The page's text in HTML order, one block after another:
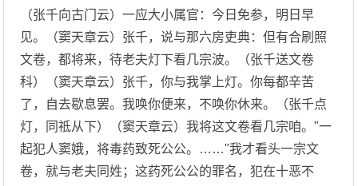
（张千向古门云）一应大小属官：今日免参，明日早
见。（窦天章云）张千，说与那六房吏典：但有合刷照
文卷，都将来，待老夫灯下看几宗波。（张千送文卷
科）（窦天章云）张千，你与我掌上灯。你每都辛苦
了，自去歇息罢。我唤你便来，不唤你休来。（张千点
灯，同祗从下）（窦天章云）我将这文卷看几宗咱。"一
起犯人窦娥，将毒药致死公公。……"我才看头一宗文
卷，就与老夫同姓；这药死公公的罪名，犯在十恶不